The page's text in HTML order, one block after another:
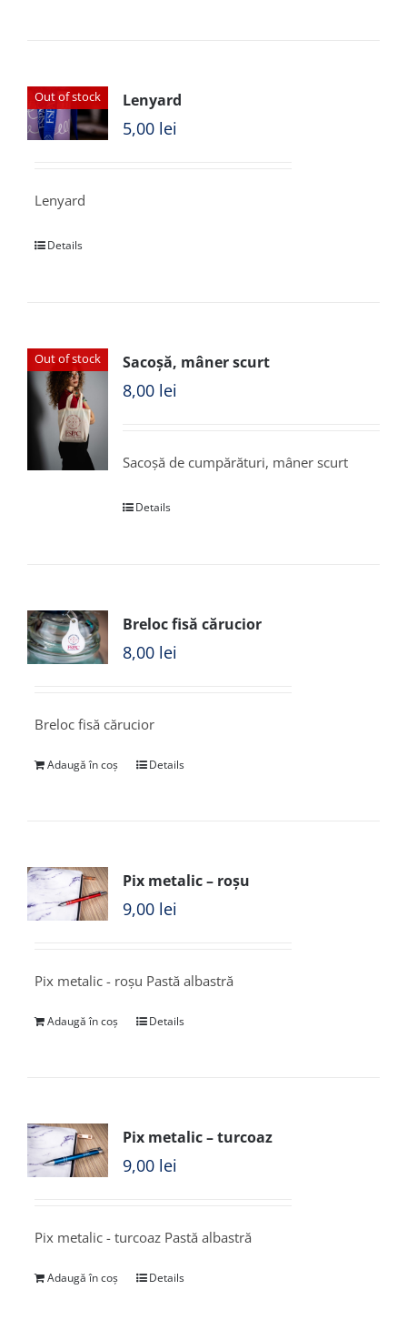
Out of stock Lenyard
5,00 lei
Lenyard
Details
Out of stock Sacoșă, mâner scurt
8,00 lei
Sacoșă de cumpărături, mâner scurt
Details
Breloc fisă cărucior
8,00 lei
Breloc fisă cărucior
Adaugă în coș Details
Pix metalic – roșu
9,00 lei
Pix metalic - roșu Pastă albastră
Adaugă în coș Details
Pix metalic – turcoaz
9,00 lei
Pix metalic - turcoaz Pastă albastră
Adaugă în coș Details